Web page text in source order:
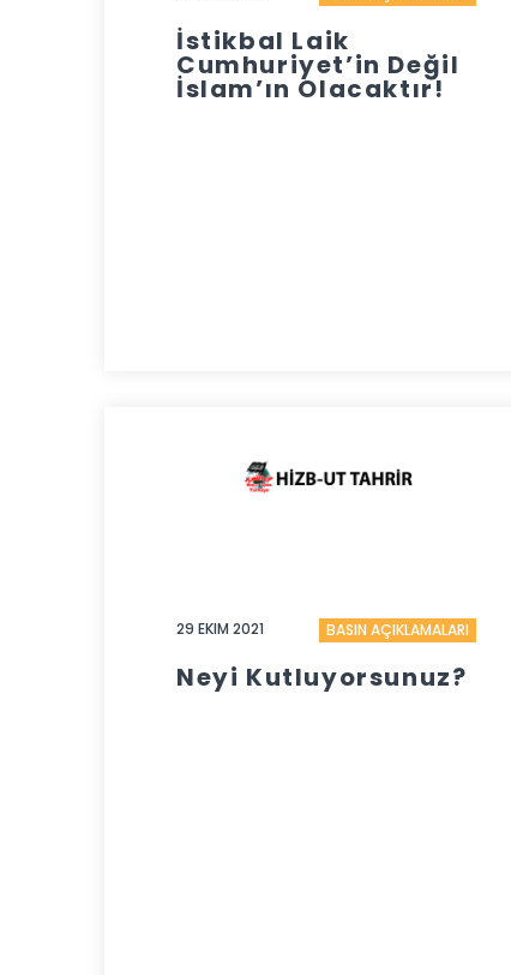
İstikbal Laik
Cumhuriyet’in Değil
İslam’ın Olacaktır!
29 EKIM 2021 BASIN AÇIKLAMALARI
Neyi Kutluyorsunuz?